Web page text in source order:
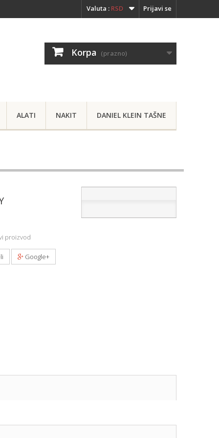
Prijavi se
Valuta : RSD
Korpa (prazno)
ALATI NAKIT DANIEL KLEIN TAŠNE
proizvod
Google+